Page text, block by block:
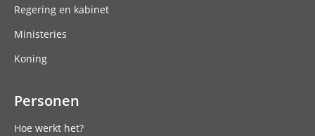
Regering en kabinet
Ministeries
Koning
Personen
Hoe werkt het?